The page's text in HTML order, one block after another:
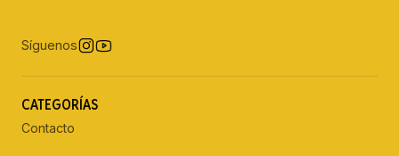
Síguenos
CATEGORÍAS
Contacto